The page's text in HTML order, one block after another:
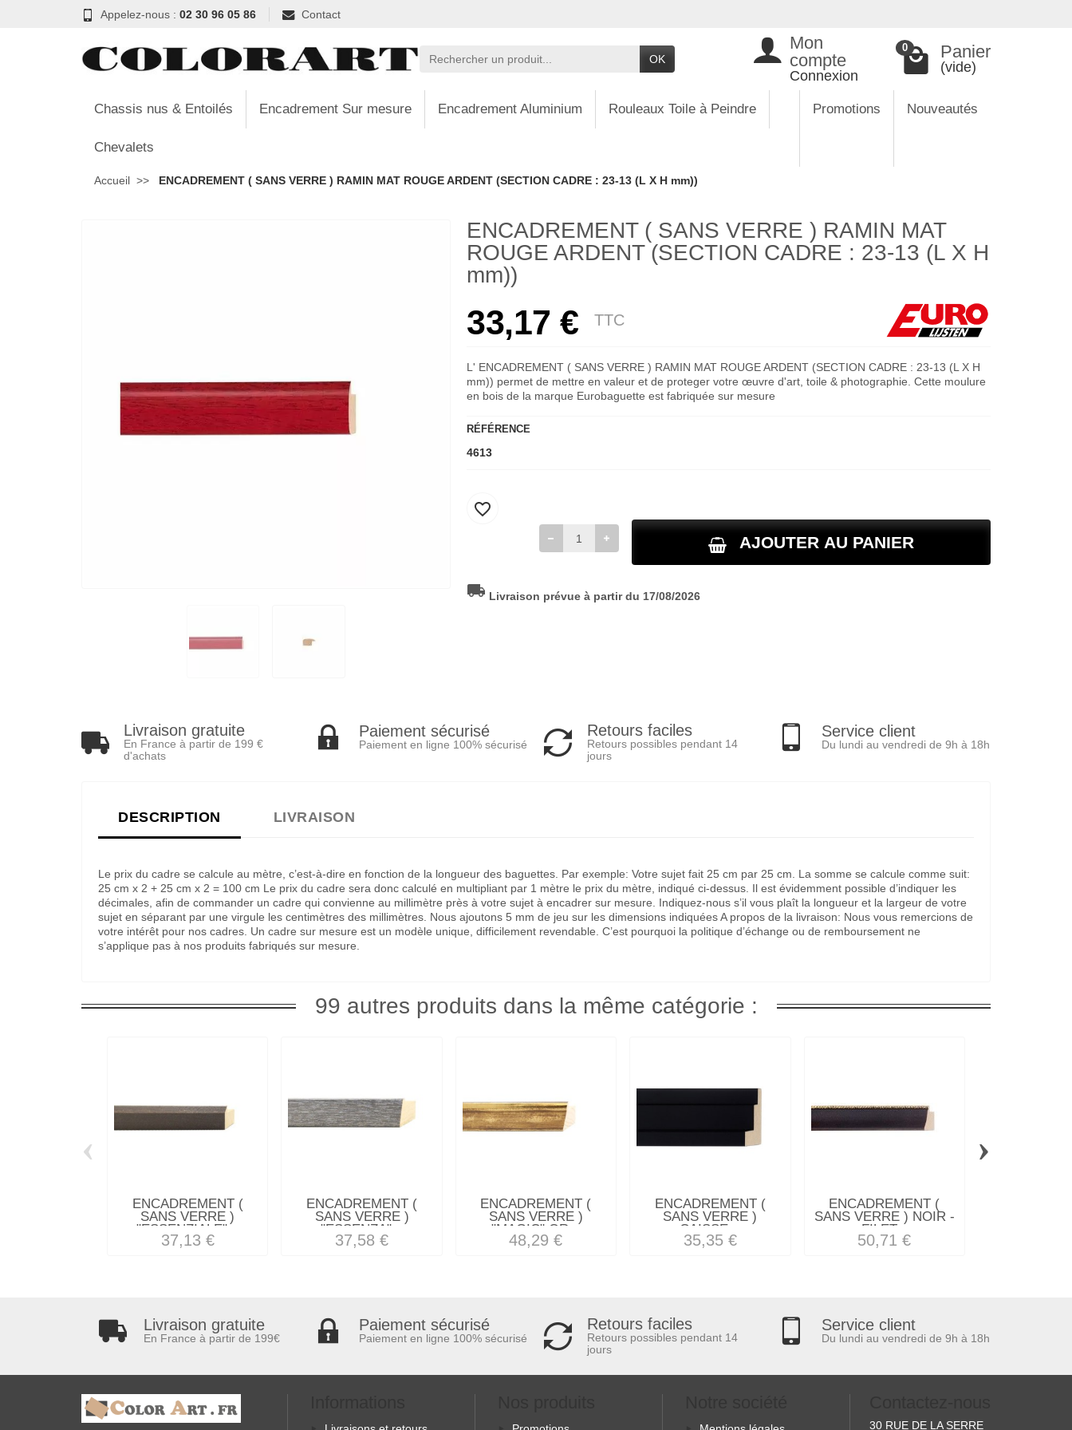
Appelez-nous : 02 30 96 05 86 Contact
OK
Mon
compte
Connexion
0 Panier
(vide)
Chassis nus & Entoilés Encadrement Sur mesure Encadrement Aluminium Rouleaux Toile à Peindre
Chevalets
Promotions Nouveautés
Accueil ENCADREMENT ( SANS VERRE ) RAMIN MAT ROUGE ARDENT (SECTION CADRE : 23-13 (L X H mm))
ENCADREMENT ( SANS VERRE ) RAMIN MAT
ROUGE ARDENT (SECTION CADRE : 23-13 (L X H
mm))
33,17 € TTC
L' ENCADREMENT ( SANS VERRE ) RAMIN MAT ROUGE ARDENT (SECTION CADRE : 23-13 (L X H
mm)) permet de mettre en valeur et de proteger votre œuvre d'art, toile & photographie. Cette moulure
en bois de la marque Eurobaguette est fabriquée sur mesure
RÉFÉRENCE
4613
AJOUTER AU PANIER
favorite_border
local_shipping Livraison prévue à partir du 17/08/2026
Livraison gratuite
En France à partir de 199 €
d'achats
Paiement sécurisé
Paiement en ligne 100% sécurisé
Retours faciles
Retours possibles pendant 14
jours
Service client
Du lundi au vendredi de 9h à 18h
DESCRIPTION LIVRAISON
Le prix du cadre se calcule au mètre, c’est-à-dire en fonction de la longueur des baguettes. Par exemple: Votre sujet fait 25 cm par 25 cm. La somme se calcule comme suit:
25 cm x 2 + 25 cm x 2 = 100 cm Le prix du cadre sera donc calculé en multipliant par 1 mètre le prix du mètre, indiqué ci-dessus. Il est évidemment possible d’indiquer les
décimales, afin de commander un cadre qui convienne au millimètre près à votre sujet à encadrer sur mesure. Indiquez-nous s’il vous plaît la longueur et la largeur de votre
sujet en séparant par une virgule les centimètres des millimètres. Nous ajoutons 5 mm de jeu sur les dimensions indiquées A propos de la livraison: Nous vous remercions de
votre intérêt pour nos cadres. Un cadre sur mesure est un modèle unique, difficilement revendable. C’est pourquoi la politique d’échange ou de remboursement ne
s’applique pas à nos produits fabriqués sur mesure.
99 autres produits dans la même catégorie :
ENCADREMENT (
SANS VERRE )
"ESSENZIALE"...
37,13 €
ENCADREMENT (
SANS VERRE )
"ESSENZA"...
37,58 €
ENCADREMENT (
SANS VERRE )
"MAGIC" OR...
48,29 €
ENCADREMENT (
SANS VERRE )
CAISSE...
35,35 €
ENCADREMENT (
SANS VERRE ) NOIR -
FILET...
50,71 €
‹ ›
Livraison gratuite
En France à partir de 199€
Paiement sécurisé
Paiement en ligne 100% sécurisé
Retours faciles
Retours possibles pendant 14
jours
Service client
Du lundi au vendredi de 9h à 18h
30 RUE DE LA SERRE